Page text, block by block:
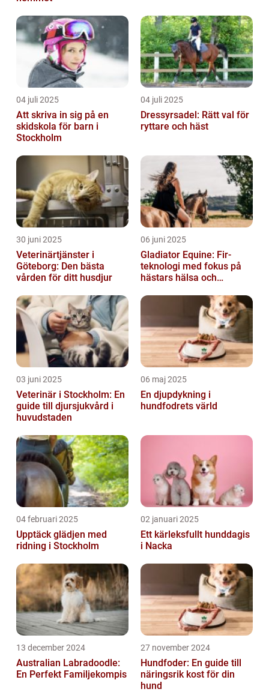
04 juli 2025
Att skriva in sig på en
skidskola för barn i
Stockholm
04 juli 2025
Dressyrsadel: Rätt val för
ryttare och häst
30 juni 2025
Veterinärtjänster i
Göteborg: Den bästa
vården för ditt husdjur
06 juni 2025
Gladiator Equine: Fir-
teknologi med fokus på
hästars hälsa och
03 juni 2025
Veterinär i Stockholm: En
guide till djursjukvård i
huvudstaden
06 maj 2025
En djupdykning i
hundfodrets värld
04 februari 2025
Upptäck glädjen med
ridning i Stockholm
02 januari 2025
Ett kärleksfullt hunddagis
i Nacka
13 december 2024
Australian Labradoodle:
En Perfekt Familjekompis
27 november 2024
Hundfoder: En guide till
näringsrik kost för din
hund